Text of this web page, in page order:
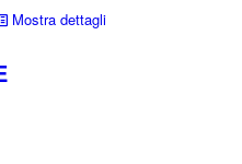
Mostra dettagli